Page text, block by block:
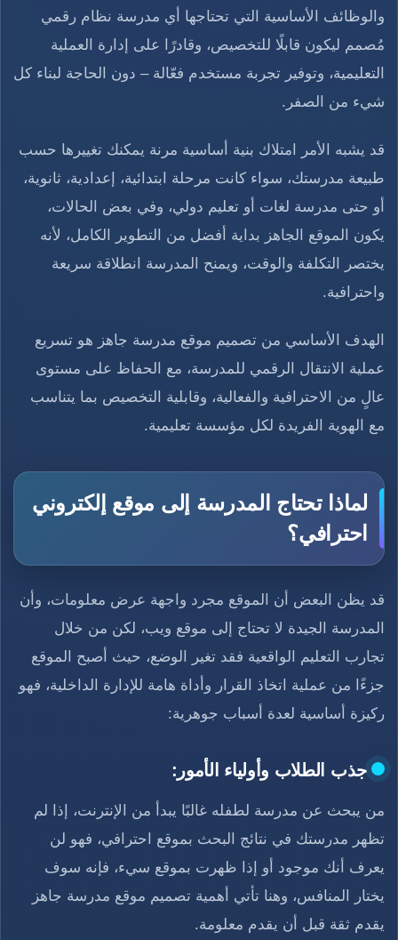
والوظائف الأساسية التي تحتاجها أي مدرسة نظام رقمي
مُصمم ليكون قابلًا للتخصيص، وقادرًا على إدارة العملية
التعليمية، وتوفير تجربة مستخدم فعّالة – دون الحاجة لبناء كل
شيء من الصفر.
قد يشبه الأمر امتلاك بنية أساسية مرنة يمكنك تغييرها حسب
طبيعة مدرستك، سواء كانت مرحلة ابتدائية، إعدادية، ثانوية،
أو حتى مدرسة لغات أو تعليم دولي، وفي بعض الحالات،
يكون الموقع الجاهز بداية أفضل من التطوير الكامل، لأنه
يختصر التكلفة والوقت، ويمنح المدرسة انطلاقة سريعة
واحترافية.
الهدف الأساسي من تصميم موقع مدرسة جاهز هو تسريع
عملية الانتقال الرقمي للمدرسة، مع الحفاظ على مستوى
عالٍ من الاحترافية والفعالية، وقابلية التخصيص بما يتناسب
مع الهوية الفريدة لكل مؤسسة تعليمية.
لماذا تحتاج المدرسة إلى موقع إلكتروني
احترافي؟
قد يظن البعض أن الموقع مجرد واجهة عرض معلومات، وأن
المدرسة الجيدة لا تحتاج إلى موقع ويب، لكن من خلال
تجارب التعليم الواقعية فقد تغير الوضع، حيث أصبح الموقع
جزءًا من عملية اتخاذ القرار وأداة هامة للإدارة الداخلية، فهو
ركيزة أساسية لعدة أسباب جوهرية:
جذب الطلاب وأولياء الأمور:
من يبحث عن مدرسة لطفله غالبًا يبدأ من الإنترنت، إذا لم
تظهر مدرستك في نتائج البحث بموقع احترافي، فهو لن
يعرف أنك موجود أو إذا ظهرت بموقع سيء، فإنه سوف
يختار المنافس، وهنا تأتي أهمية تصميم موقع مدرسة جاهز
يقدم ثقة قبل أن يقدم معلومة.